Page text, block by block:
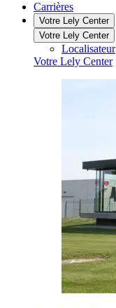
Carrières
Votre Lely Center
Votre Lely Center
Localisateur
Votre Lely Center